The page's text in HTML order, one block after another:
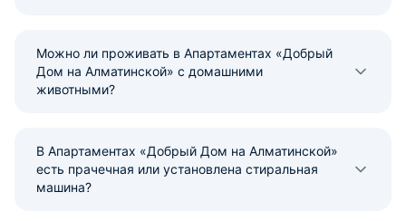
Можно ли проживать в Апартаментах «Добрый
Дом на Алматинской» с домашними
животными?
В Апартаментах «Добрый Дом на Алматинской»
есть прачечная или установлена стиральная
машина?